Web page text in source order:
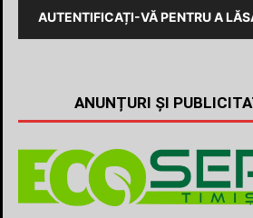
AUTENTIFICAȚI-VĂ PENTRU A
ANUNȚURI ȘI